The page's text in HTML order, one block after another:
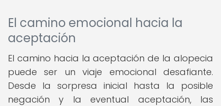
El camino emocional hacia la
aceptación
El camino hacia la aceptación de la alopecia
puede ser un viaje emocional desafiante.
Desde la sorpresa inicial hasta la posible
negación y la eventual aceptación, las